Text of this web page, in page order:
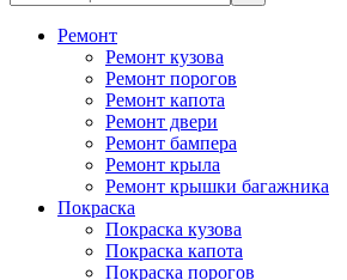
Ремонт
Ремонт кузова
Ремонт порогов
Ремонт капота
Ремонт двери
Ремонт бампера
Ремонт крыла
Ремонт крышки багажника
Покраска
Покраска кузова
Покраска капота
Покраска порогов